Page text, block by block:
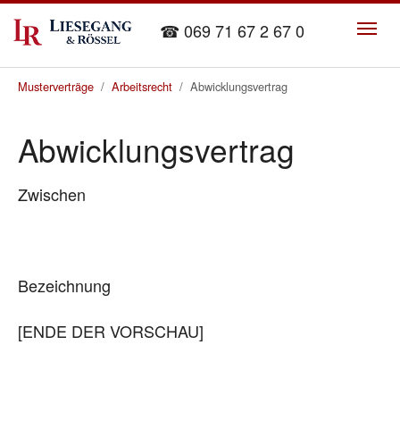
Skip to main content
☎ 069 71 67 2 67 0
You are here:
Musterverträge Arbeitsrecht Abwicklungsvertrag
Abwicklungsvertrag
Zwischen
Bezeichnung
[ENDE DER VORSCHAU]